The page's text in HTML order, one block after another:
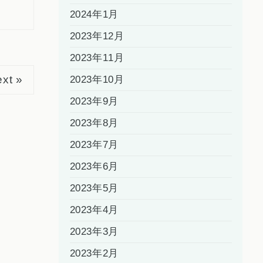
»
2024年1月
2023年12月
2023年11月
2023年10月
2023年9月
2023年8月
2023年7月
2023年6月
2023年5月
2023年4月
2023年3月
2023年2月